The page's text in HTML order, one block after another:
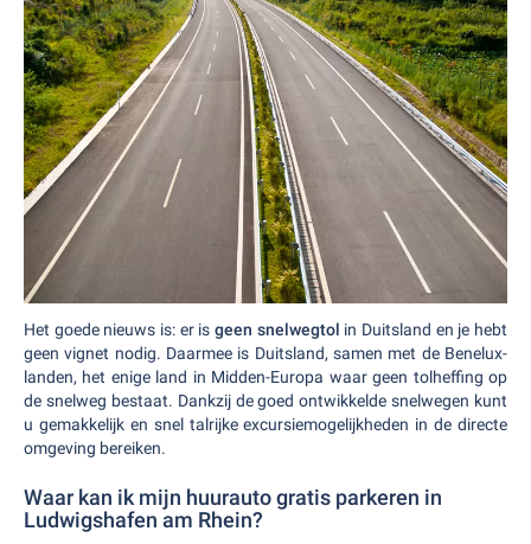
Het goede nieuws is: er is geen snelwegtol in Duitsland en je hebt
geen vignet nodig. Daarmee is Duitsland, samen met de Benelux-
landen, het enige land in Midden-Europa waar geen tolheffing op
de snelweg bestaat. Dankzij de goed ontwikkelde snelwegen kunt
u gemakkelijk en snel talrijke excursiemogelijkheden in de directe
omgeving bereiken.
Waar kan ik mijn huurauto gratis parkeren in
Ludwigshafen am Rhein?